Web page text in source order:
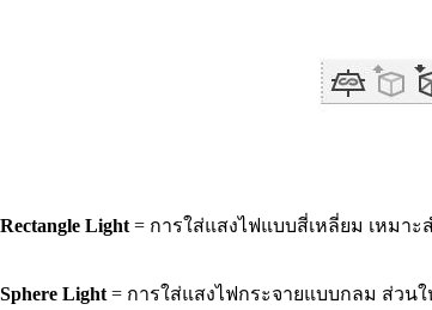
Rectangle Light = การใส่แสงไฟแบบสี่เหลี่ยม เหมา
Sphere Light = การใส่แสงไฟกระจายแบบกลม ส่วน